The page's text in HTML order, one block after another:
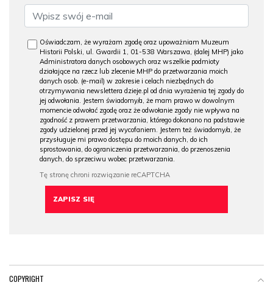
Oświadczam, że wyrażam zgodę oraz upoważniam Muzeum
Historii Polski, ul. Gwardii 1, 01-538 Warszawa, (dalej MHP) jako
Administratora danych osobowych oraz wszelkie podmioty
działające na rzecz lub zlecenie MHP do przetwarzania moich
danych osob. (e-mail) w zakresie i celach niezbędnych do
otrzymywania newslettera dzieje.pl od dnia wyrażenia tej zgody do
jej odwołania. Jestem świadomy/a, że mam prawo w dowolnym
momencie odwołać zgodę oraz że odwołanie zgody nie wpływa na
zgodność z prawem przetwarzania, którego dokonano na podstawie
zgody udzielonej przed jej wycofaniem. Jestem też świadomy/a, że
przysługuje mi prawo dostępu do moich danych, do ich
sprostowania, do ograniczenia przetwarzania, do przenoszenia
danych, do sprzeciwu wobec przetwarzania.
COPYRIGHT